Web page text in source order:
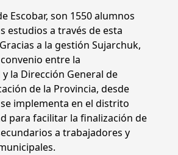
Escobar, son 1550 alumnos
estudios a través de esta
a la gestión Sujarchuk,
entre la
la Dirección General de
de la Provincia, desde
implementa en el distrito
para facilitar la finalización de
a trabajadores y